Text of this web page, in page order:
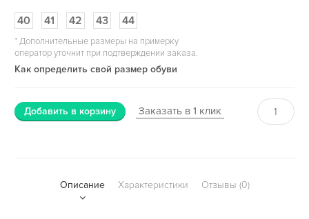
40 41 42 43 44
*Дополнительные размеры на примерку
оператор уточнит при подтверждении заказа.
Как определить свой размер обуви
Добавить в корзину Заказать в 1 клик
Описание Характеристики Отзывы (0)